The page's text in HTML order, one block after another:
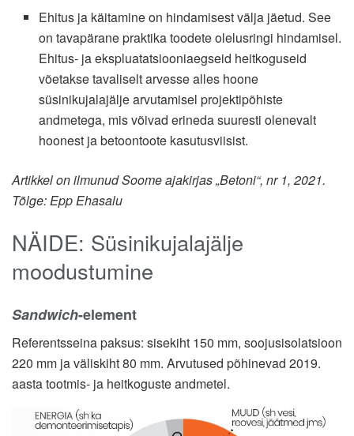
Ehitus ja käitamine on hindamisest välja jäetud. See
on tavapärane praktika toodete olelusringi hindamisel.
Ehitus- ja ekspluatatsiooniaegseid heitkoguseid
võetakse tavaliselt arvesse alles hoone
süsinikujalajälje arvutamisel projektipõhiste
andmetega, mis võivad erineda suuresti olenevalt
hoonest ja betoontoote kasutusviisist.
Artikkel on ilmunud Soome ajakirjas „Betoni“, nr 1, 2021.
Tõlge: Epp Ehasalu
NÄIDE: Süsinikujalajälje
moodustumine
Sandwich-element
Referentsseina paksus: sisekiht 150 mm, soojusisolatsioon
220 mm ja väliskiht 80 mm. Arvutused põhinevad 2019.
aasta tootmis- ja heitkoguste andmetel.